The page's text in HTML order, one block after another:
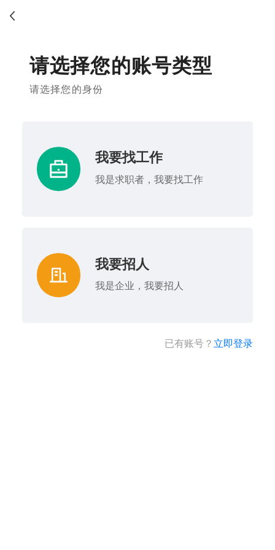
请选择您的账号类型
请选择您的身份
我要找工作
我是求职者，我要找工作
我要招人
我是企业，我要招人
已有账号？ 立即登录